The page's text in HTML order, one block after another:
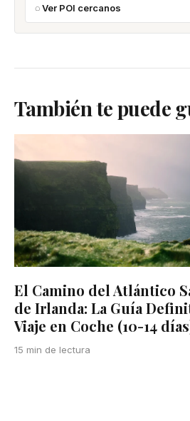
Ver POI cercanos
También te puede
El Camino del Atlántico
de Irlanda: La Guía
Viaje en Coche (10-14
15 min de lectura